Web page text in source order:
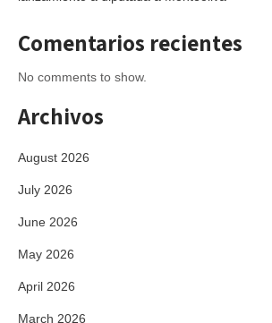
Comentarios recientes
No comments to show.
Archivos
August 2026
July 2026
June 2026
May 2026
April 2026
March 2026